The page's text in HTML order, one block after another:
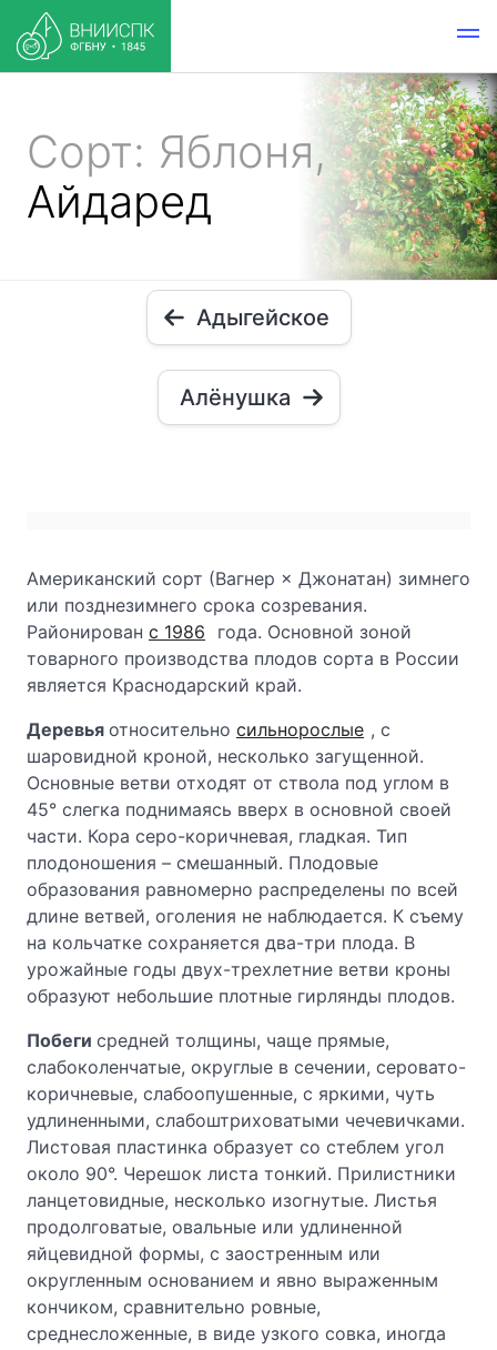
Сорт: Яблоня,
Айдаред
Адыгейское
Алёнушка
Американский сорт (Вагнер × Джонатан) зимнего
или позднезимнего срока созревания.
Районирован с 1986
года. Основной зоной
товарного производства плодов сорта в России
является Краснодарский край.
Деревья относительно сильнорослые , с
шаровидной кроной, несколько загущенной.
Основные ветви отходят от ствола под углом в
45° слегка поднимаясь вверх в основной своей
части. Кора серо-коричневая, гладкая. Тип
плодоношения – смешанный. Плодовые
образования равномерно распределены по всей
длине ветвей, оголения не наблюдается. К съему
на кольчатке сохраняется два-три плода. В
урожайные годы двух-трехлетние ветви кроны
образуют небольшие плотные гирлянды плодов.
Побеги средней толщины, чаще прямые,
слабоколенчатые, округлые в сечении, серовато-
коричневые, слабоопушенные, с яркими, чуть
удлиненными, слабоштриховатыми чечевичками.
Листовая пластинка образует со стеблем угол
около 90°. Черешок листа тонкий. Прилистники
ланцетовидные, несколько изогнутые. Листья
продолговатые, овальные или удлиненной
яйцевидной формы, с заостренным или
округленным основанием и явно выраженным
кончиком, сравнительно ровные,
среднесложенные, в виде узкого совка, иногда